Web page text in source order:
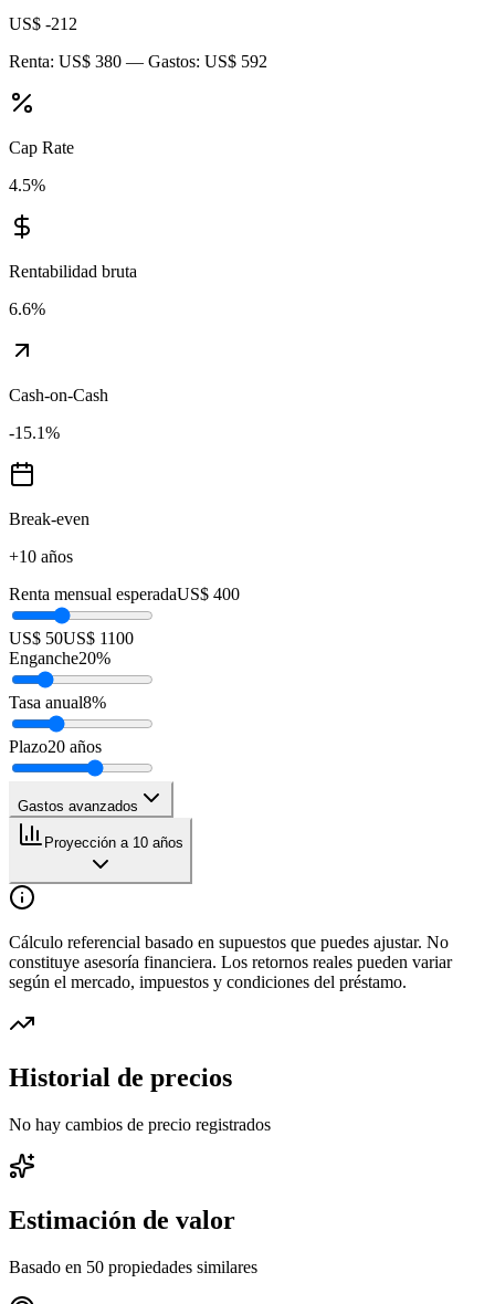
US$ -212
Renta: US$ 380 — Gastos: US$ 592
Cap Rate
4.5%
Rentabilidad bruta
6.6%
Cash-on-Cash
-15.1%
Break-even
+10 años
Renta mensual esperadaUS$ 400
US$ 50US$ 1100
Enganche20%
Tasa anual8%
Plazo20 años
Gastos avanzados
Proyección a 10 años
Cálculo referencial basado en supuestos que puedes ajustar. No
constituye asesoría financiera. Los retornos reales pueden variar
según el mercado, impuestos y condiciones del préstamo.
Historial de precios
No hay cambios de precio registrados
Estimación de valor
Basado en 50 propiedades similares